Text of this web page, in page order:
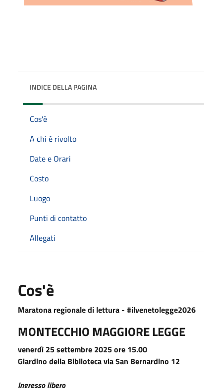
INDICE DELLA PAGINA
Cos'è
A chi è rivolto
Date e Orari
Costo
Luogo
Punti di contatto
Allegati
Cos'è
Maratona regionale di lettura - #ilvenetolegge2026
MONTECCHIO MAGGIORE LEGGE
venerdì 25 settembre 2025 ore 15.00
Giardino della Biblioteca via San Bernardino 12
Ingresso libero